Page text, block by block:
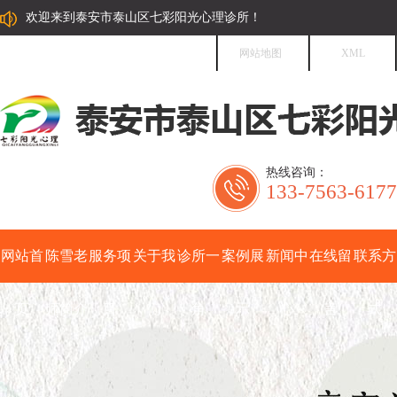
欢迎来到泰安市泰山区七彩阳光心理诊所！
网站地图 XML
热线咨询：
133-7563-6177
网站首
页
陈雪老
师简介
服务项
目
关于我
们
诊所一
角
案例展
示
新闻中
心
在线留
言
联系方
式